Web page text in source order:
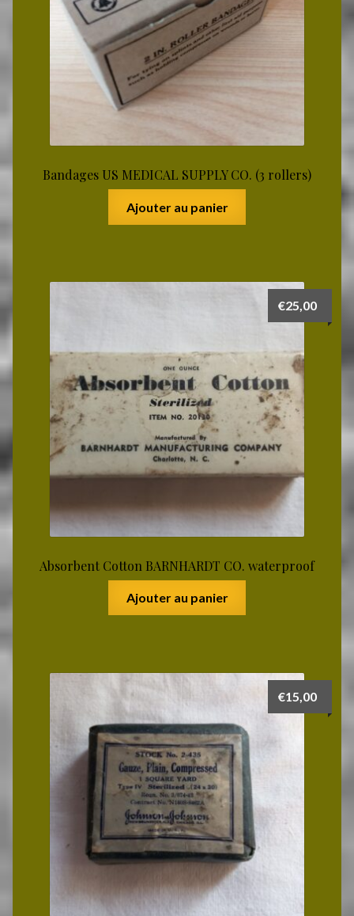
Bandages US MEDICAL SUPPLY CO. (3 rollers)
Ajouter au panier
Absorbent Cotton BARNHARDT CO. waterproof
€25,00
Ajouter au panier
€15,00